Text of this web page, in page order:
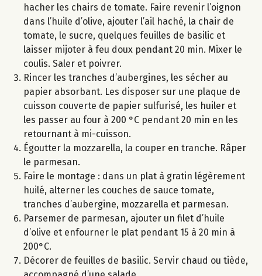
hacher les chairs de tomate. Faire revenir l’oignon
dans l’huile d’olive, ajouter l’ail haché, la chair de
tomate, le sucre, quelques feuilles de basilic et
laisser mijoter à feu doux pendant 20 min. Mixer le
coulis. Saler et poivrer.
Rincer les tranches d’aubergines, les sécher au
papier absorbant. Les disposer sur une plaque de
cuisson couverte de papier sulfurisé, les huiler et
les passer au four à 200 °C pendant 20 min en les
retournant à mi-cuisson.
Égoutter la mozzarella, la couper en tranche. Râper
le parmesan.
Faire le montage : dans un plat à gratin légèrement
huilé, alterner les couches de sauce tomate,
tranches d’aubergine, mozzarella et parmesan.
Parsemer de parmesan, ajouter un filet d’huile
d’olive et enfourner le plat pendant 15 à 20 min à
200°C.
Décorer de feuilles de basilic. Servir chaud ou tiède,